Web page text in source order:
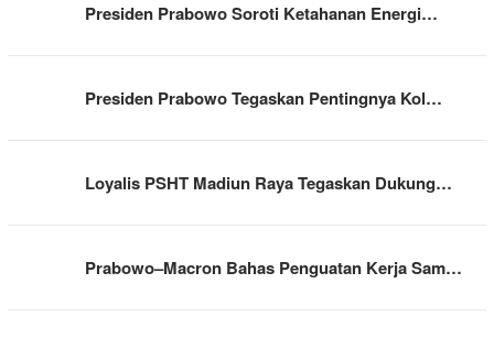
Presiden Prabowo Soroti Ketahanan Energi…
Presiden Prabowo Tegaskan Pentingnya Kol…
Loyalis PSHT Madiun Raya Tegaskan Dukung…
Prabowo–Macron Bahas Penguatan Kerja Sam…